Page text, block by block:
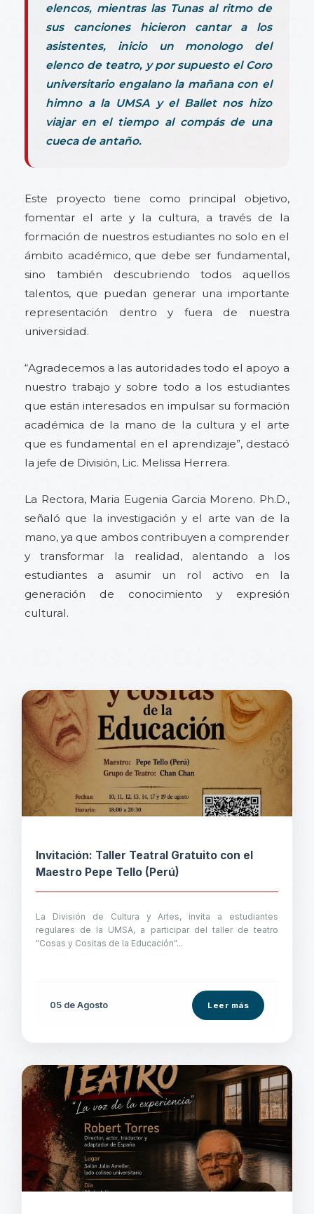
elencos, mientras las Tunas al ritmo de
sus canciones hicieron cantar a los
asistentes, inicio un monologo del
elenco de teatro, y por supuesto el Coro
universitario engalano la mañana con el
himno a la UMSA y el Ballet nos hizo
viajar en el tiempo al compás de una
cueca de antaño.
Este proyecto tiene como principal objetivo,
fomentar el arte y la cultura, a través de la
formación de nuestros estudiantes no solo en el
ámbito académico, que debe ser fundamental,
sino también descubriendo todos aquellos
talentos, que puedan generar una importante
representación dentro y fuera de nuestra
universidad.
“Agradecemos a las autoridades todo el apoyo a
nuestro trabajo y sobre todo a los estudiantes
que están interesados en impulsar su formación
académica de la mano de la cultura y el arte
que es fundamental en el aprendizaje”, destacó
la jefe de División, Lic. Melissa Herrera.
La Rectora, Maria Eugenia Garcia Moreno. Ph.D.,
señaló que la investigación y el arte van de la
mano, ya que ambos contribuyen a comprender
y transformar la realidad, alentando a los
estudiantes a asumir un rol activo en la
generación de conocimiento y expresión
cultural.
Invitación: Taller Teatral Gratuito con el
Maestro Pepe Tello (Perú)
La División de Cultura y Artes, invita a estudiantes
regulares de la UMSA, a participar del taller de teatro
"Cosas y Cositas de la Educación"...
05 de Agosto Leer más